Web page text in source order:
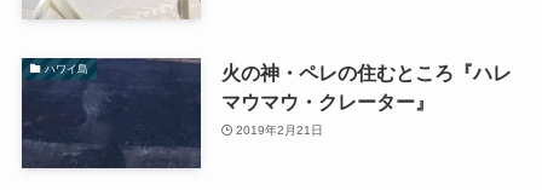
ハワイ島
火の神・ペレの住むところ『ハレ
マウマウ・クレーター』
2019年2月21日